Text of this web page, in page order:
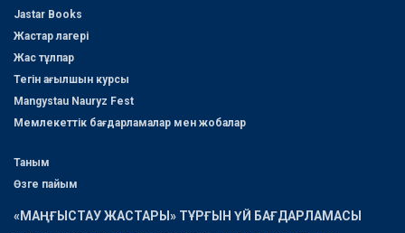
Jastar Books
Жастар лагері
Жас тұлпар
Тегін ағылшын курсы
Mangystau Nauryz Fest
Мемлекеттік бағдарламалар мен жобалар
Таным
Өзге пайым
«МАҢҒЫСТАУ ЖАСТАРЫ» ТҰРҒЫН ҮЙ БАҒДАРЛАМАСЫ